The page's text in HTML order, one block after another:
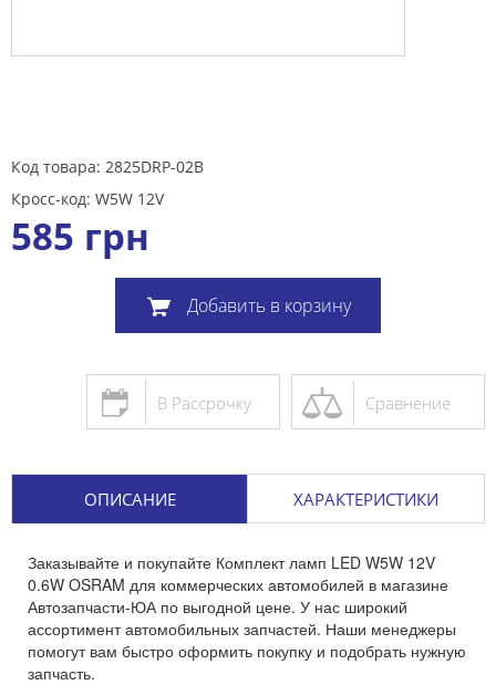
Код товара: 2825DRP-02B
Кросс-код: W5W 12V
585 грн
Добавить в корзину
Сравнение
В Рассрочку
ОПИСАНИЕ ХАРАКТЕРИСТИКИ
Заказывайте и покупайте Комплект ламп LED W5W 12V
0.6W OSRAM для коммерческих автомобилей в магазине
Автозапчасти-ЮА по выгодной цене. У нас широкий
ассортимент автомобильных запчастей. Наши менеджеры
помогут вам быстро оформить покупку и подобрать нужную
запчасть.